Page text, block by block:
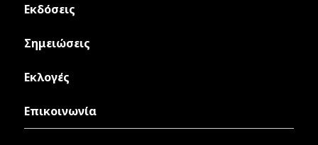
Εκδόσεις
Σημειώσεις
Εκλογές
Επικοινωνία